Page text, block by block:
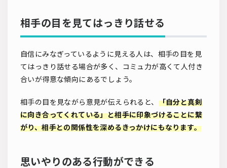
相手の目を見てはっきり話せる
自信にみなぎっているように見える人は、相手の目を見
てはっきり話せる場合が多く、コミュ力が高くて人付き
合いが得意な傾向にあるでしょう。
相手の目を見ながら意見が伝えられると、 「自分と真剣
に向き合ってくれている」と相手に印象づけることに繋
がり、相手との関係性を深めるきっかけにもなります。
思いやりのある行動ができる